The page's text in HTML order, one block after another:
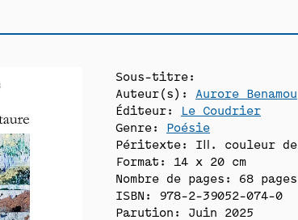
Sous-titre:
Auteur(s): Aurore Benamou
Éditeur:
Le Coudrier
Genre: Poésie
Péritexte: Ill. couleur de
Format: 14 x 20 cm
Nombre de pages: 68 pages
ISBN: 978-2-39052-074-0
Parution: Juin 2025